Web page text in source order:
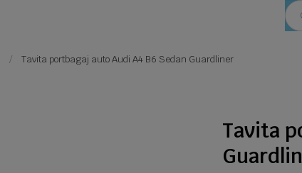
Tavita portbagaj auto Audi A4 B6 Sedan Guardliner
Tavita